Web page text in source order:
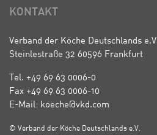
KONTAKT
Verband der Köche Deutschlands e.V.
Steinlestraße 32 60596 Frankfurt
Tel. +49 69 63 0006-0
Fax +49 69 63 0006-10
E-Mail: koeche@vkd.com
© Verband der Köche Deutschlands e.V.